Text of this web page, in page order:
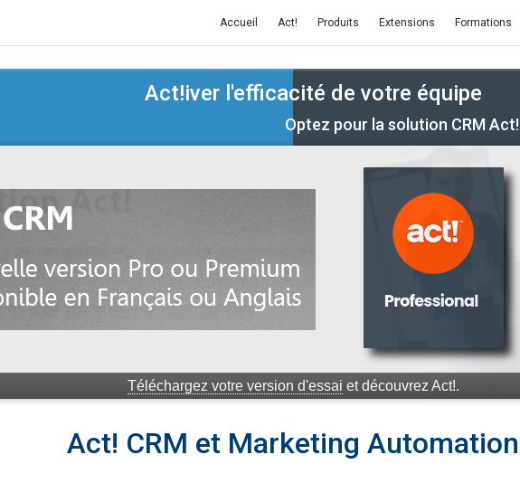
Accueil Act! Produits Extensions Formations
Act!iver l'efficacité de votre équipe
Optez pour la solution CRM Act!
Téléchargez votre version d'essai et découvrez Act!.
Act! CRM et Marketing Automation